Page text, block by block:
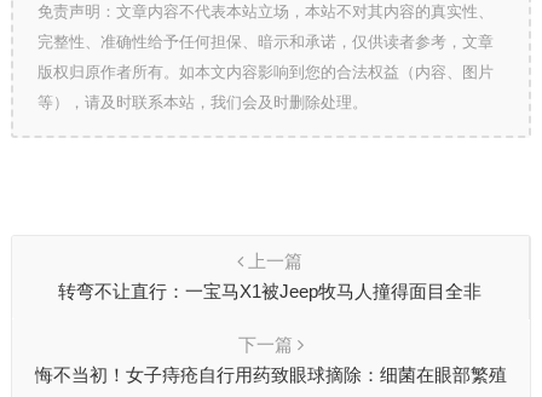
免责声明：文章内容不代表本站立场，本站不对其内容的真实性、
完整性、准确性给予任何担保、暗示和承诺，仅供读者参考，文章
版权归原作者所有。如本文内容影响到您的合法权益（内容、图片
等），请及时联系本站，我们会及时删除处理。
上一篇
转弯不让直行：一宝马X1被Jeep牧马人撞得面目全非
下一篇
悔不当初！女子痔疮自行用药致眼球摘除：细菌在眼部繁殖